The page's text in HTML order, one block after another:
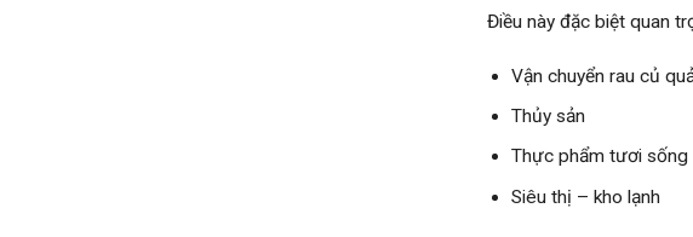
Điều này đặc biệt quan
Vận chuyển rau củ
Thủy sản
Thực phẩm tươi sống
Siêu thị – kho lạnh